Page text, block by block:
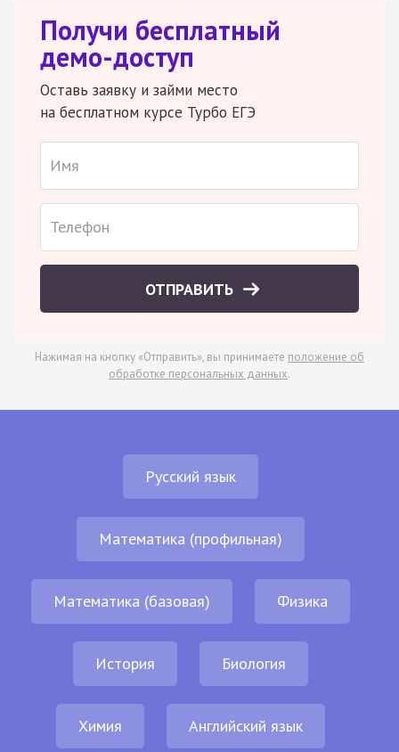
Получи бесплатный
демо-доступ
Оставь заявку и займи место
на бесплатном курсе Турбо ЕГЭ
ОТПРАВИТЬ
Нажимая на кнопку «Отправить», вы принимаете положение об
обработке персональных данных.
Русский язык
Математика (профильная)
Математика (базовая) Физика
История Биология
Химия Английский язык